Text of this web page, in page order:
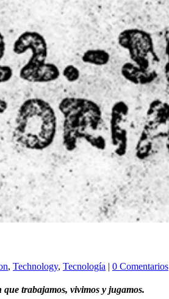
, Technology, Tecnología | 0 Comentarios
trabajamos, vivimos y jugamos.